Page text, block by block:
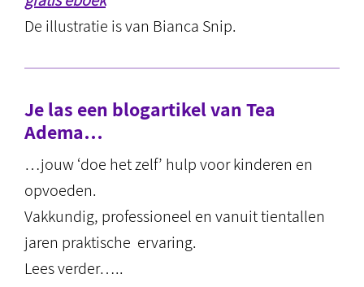
De illustratie is van Bianca Snip.
Je las een blogartikel van Tea
Adema…
…jouw ‘doe het zelf’ hulp voor kinderen en
opvoeden.
Vakkundig, professioneel en vanuit tientallen
jaren praktische ervaring.
Lees verder…..